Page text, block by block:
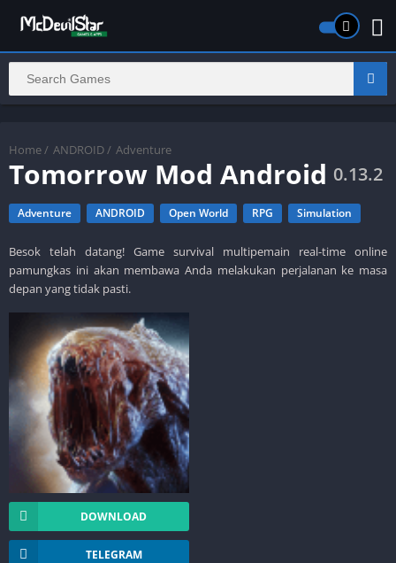
Home / ANDROID / Adventure
Tomorrow Mod Android 0.13.2
Adventure ANDROID Open World RPG Simulation
Besok telah datang! Game survival multipemain real-time online
pamungkas ini akan membawa Anda melakukan perjalanan ke masa
depan yang tidak pasti.
DOWNLOAD
TELEGRAM